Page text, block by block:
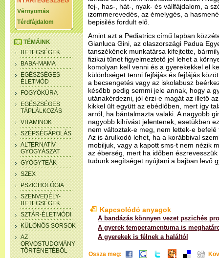
Vérnyomás
Térdfájdalom
TÉMÁINK
BETEGSÉGEK
BABA-MAMA
EGÉSZSÉGES
ÉLETMÓD
FOGYÓKÚRA
EGÉSZSÉGES
TÁPLÁLKOZÁS
VITAMINOK
SZÉPSÉGÁPOLÁS
ALTERNATÍV
GYÓGYÁSZAT
GYÓGYTEÁK
SZEX
PSZICHOLÓGIA
SZENVEDÉLY-
BETEGSÉGEK
SZTÁR-ÉLETMÓDI
KÜLÖNÖS SORSOK
AZ
ORVOSTUDOMÁNY
TÖRTÉNETÉBŐL
fej-, has-, hát-, nyak- és vállfájdalom, a
izommerevedés, az émelygés, a
bepisilés fordult elő.
Amint azt a Pediatrics című lapban
Gianluca Gini, az olaszországi Padua
tanszékének munkatársa kifejtette,
fizikai tünet figyelmeztető jel lehet a
komolyan kell venni és a gyerekekkel el
különbséget tenni fejfájás és fejfájás
a becsengetés vagy az iskolabusz
később pedig semmi jele annak, hogy a
utánakérdezni, jól érzi-e magát az illető
kikkel ült együtt az ebédlőben, mert így
arról, ha bántalmazta valaki. A nagyobb
nagyobb kihívást jelentenek, esetükben
nem változtak-e meg, nem lettek-e
Az is árulkodó lehet, ha a korábbival
mobiljuk, vagy a kapott sms-t nem nézik
az éberség, mert ha időben
tudunk segítséget nyújtani a bajban levő
Kapcsolódó anyagok
A bandázás könnyen vezet pszichés
A gyerek temperamentuma is
A gyerekek is félnek a haláltól
Ossza meg: